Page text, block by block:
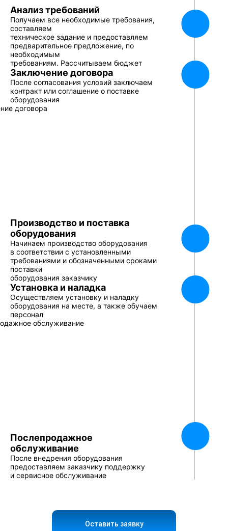
Анализ требований
Получаем все необходимые требования,
составляем
техническое задание и предоставляем
предварительное предложение, по
необходимым
требованиям. Рассчитываем бюджет
Заключение договора
После согласования условий заключаем
контракт или соглашение о поставке
оборудования
Производство и поставка
оборудования
Начинаем производство оборудования
в соответствии с установленными
требованиями и обозначенными сроками
поставки
оборудования заказчику
Установка и наладка
Осуществляем установку и наладку
оборудования на месте, а также обучаем
персонал
Послепродажное
обслуживание
После внедрения оборудования
предоставляем заказчику поддержку
и сервисное обслуживание
Оставить заявку